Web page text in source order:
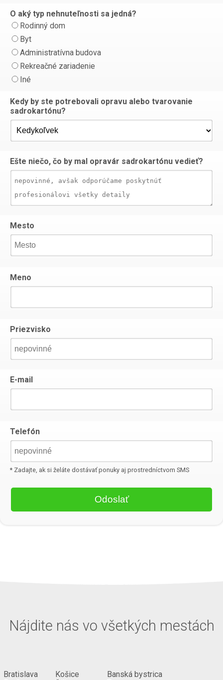
O aký typ nehnuteľnosti sa jedná?
Rodinný dom
Byt
Administratívna budova
Rekreačné zariadenie
Iné
Kedy by ste potrebovali opravu alebo tvarovanie
sadrokartónu?
Ešte niečo, čo by mal opravár sadrokartónu vedieť?
Mesto
Meno
Priezvisko
E-mail
Telefón
* Zadajte, ak si želáte dostávať ponuky aj prostredníctvom SMS
Nájdite nás vo všetkých mestách
Bratislava
Košice
Banská bystrica